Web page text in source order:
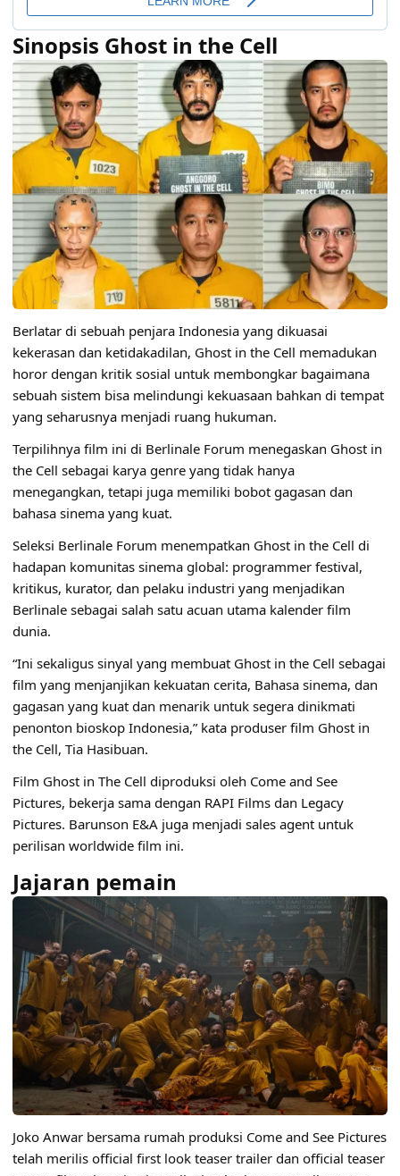
Sinopsis Ghost in the Cell
Berlatar di sebuah penjara Indonesia yang dikuasai
kekerasan dan ketidakadilan, Ghost in the Cell memadukan
horor dengan kritik sosial untuk membongkar bagaimana
sebuah sistem bisa melindungi kekuasaan bahkan di tempat
yang seharusnya menjadi ruang hukuman.
Terpilihnya film ini di Berlinale Forum menegaskan Ghost in
the Cell sebagai karya genre yang tidak hanya
menegangkan, tetapi juga memiliki bobot gagasan dan
bahasa sinema yang kuat.
Seleksi Berlinale Forum menempatkan Ghost in the Cell di
hadapan komunitas sinema global: programmer festival,
kritikus, kurator, dan pelaku industri yang menjadikan
Berlinale sebagai salah satu acuan utama kalender film
dunia.
“Ini sekaligus sinyal yang membuat Ghost in the Cell sebagai
film yang menjanjikan kekuatan cerita, Bahasa sinema, dan
gagasan yang kuat dan menarik untuk segera dinikmati
penonton bioskop Indonesia,” kata produser film Ghost in
the Cell, Tia Hasibuan.
Film Ghost in The Cell diproduksi oleh Come and See
Pictures, bekerja sama dengan RAPI Films dan Legacy
Pictures. Barunson E&A juga menjadi sales agent untuk
perilisan worldwide film ini.
Jajaran pemain
Joko Anwar bersama rumah produksi Come and See Pictures
telah merilis official first look teaser trailer dan official teaser